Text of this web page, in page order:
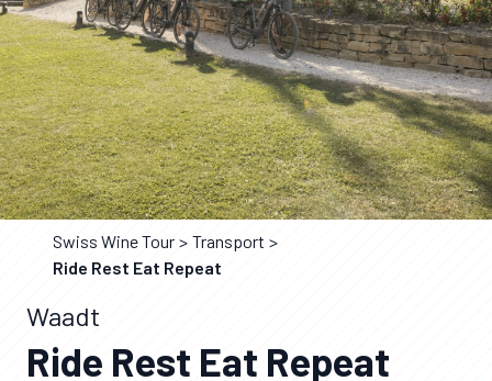
Swiss Wine Tour
Transport
Ride Rest Eat Repeat
Waadt
Ride Rest Eat Repeat